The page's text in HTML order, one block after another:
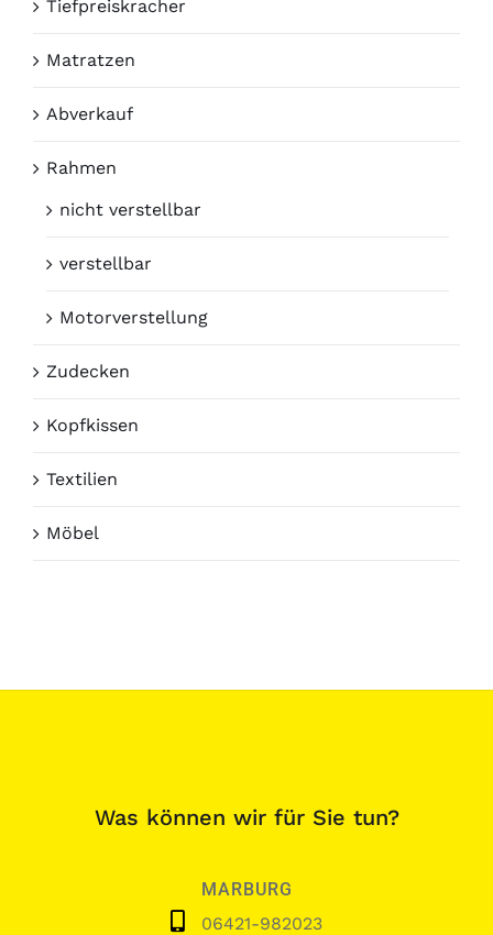
Tiefpreiskracher
Matratzen
Abverkauf
Rahmen
nicht verstellbar
verstellbar
Motorverstellung
Zudecken
Kopfkissen
Textilien
Möbel
Was können wir für Sie tun?
MARBURG
06421-982023